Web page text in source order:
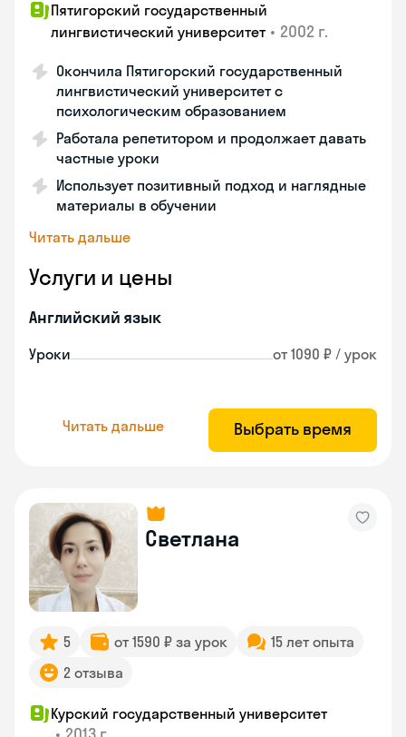
Пятигорский государственный
лингвистический университет • 2002 г.
Окончила Пятигорский государственный
лингвистический университет с
психологическим образованием
Работала репетитором и продолжает давать
частные уроки
Использует позитивный подход и наглядные
материалы в обучении
Читать дальше
Услуги и цены
Английский язык
Уроки от 1090 ₽ / урок
Читать дальше Выбрать время
Светлана
5 от 1590 ₽ за урок
15 лет опыта
2 отзыва
Курский государственный университет